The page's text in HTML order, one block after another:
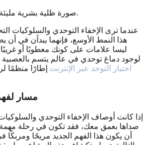
عندما ترى الإخفاء التوحدي والسلوكيات
هذا النمط الأوسع، فإنهما يبدآن في أن
ليسا علامات على كونك معطوبًا أو
لوجود دماغ توحدي في عالم يتسم بالعصبية
اختبار التوحد عبر الإنترنت إطارًا منظمًا
مسار
إذا كانت أوصاف الإخفاء التوحدي والسلوكيات
صداها بعمق معك، فقد تكون في رحلة
أن يكون هذا الفهم الجديد مريحًا